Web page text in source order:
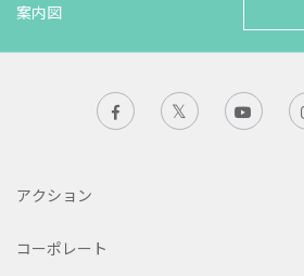
案内図
アクション
コーポレート